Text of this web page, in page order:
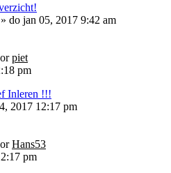
do jan 05, 2017 9:42 am
piet
pm
Inleren !!!
2017 12:17 pm
Hans53
pm